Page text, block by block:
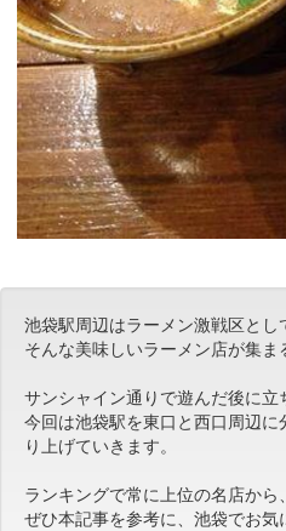
池袋駅周辺はラーメン激戦区とし
そんな美味しいラーメン店が集ま
サンシャイン通りで遊んだ後に立
今回は池袋駅を東口と西口周辺
り上げていきます。
ランキングで常に上位の名店から
ぜひ本記事を参考に、池袋でお気